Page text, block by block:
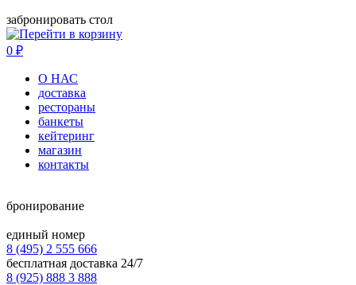
забронировать стол
0 ₽
О НАС
доставка
рестораны
банкеты
кейтеринг
магазин
контакты
бронирование
единый номер
8 (495) 2 555 666
бесплатная доставка 24/7
8 (925) 888 3 888